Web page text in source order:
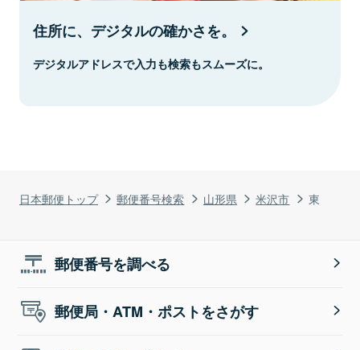
日本郵便トップ 郵便番号検索 山形県 米沢市 東
住所に、デジタルの確かさを。
デジタルアドレスで入力も検索もスムーズに。
郵便番号を調べる
郵便局・ATM・ポストをさがす